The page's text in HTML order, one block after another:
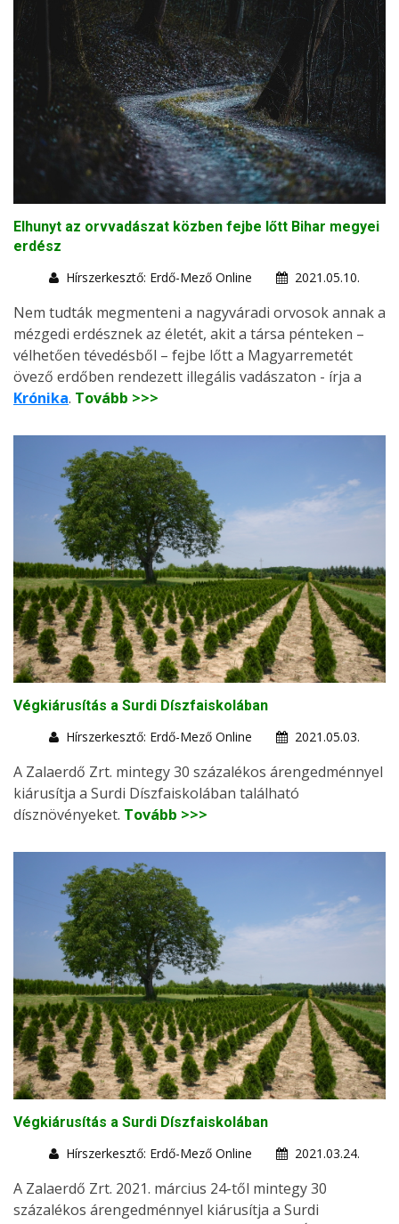
Elhunyt az orvvadászat közben fejbe lőtt Bihar megyei
erdész
Hírszerkesztő: Erdő-Mező Online
2021.05.10.
Nem tudták megmenteni a nagyváradi orvosok annak a
mézgedi erdésznek az életét, akit a társa pénteken –
vélhetően tévedésből – fejbe lőtt a Magyarremetét
övező erdőben rendezett illegális vadászaton - írja a
Krónika. Tovább >>>
Végkiárusítás a Surdi Díszfaiskolában
Hírszerkesztő: Erdő-Mező Online
2021.05.03.
A Zalaerdő Zrt. mintegy 30 százalékos árengedménnyel
kiárusítja a Surdi Díszfaiskolában található
dísznövényeket. Tovább >>>
Végkiárusítás a Surdi Díszfaiskolában
Hírszerkesztő: Erdő-Mező Online
2021.03.24.
A Zalaerdő Zrt. 2021. március 24-től mintegy 30
százalékos árengedménnyel kiárusítja a Surdi